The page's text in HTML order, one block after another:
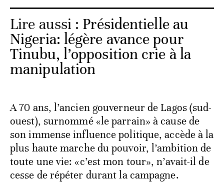
Lire aussi : Présidentielle au
Nigeria: légère avance pour
Tinubu, l’opposition crie à la
manipulation
A 70 ans, l’ancien gouverneur de Lagos (sud-
ouest), surnommé «le parrain» à cause de
son immense influence politique, accède à la
plus haute marche du pouvoir, l’ambition de
toute une vie: «c’est mon tour», n’avait-il de
cesse de répéter durant la campagne.